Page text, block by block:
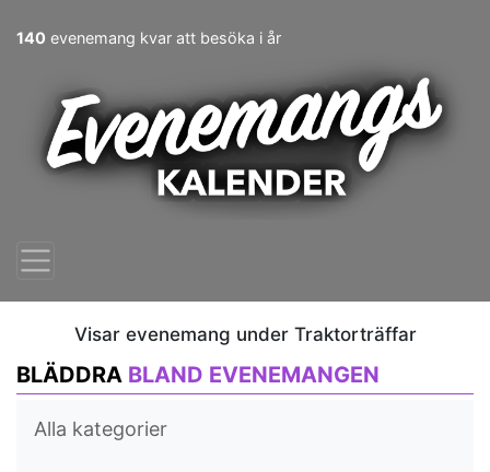
140 evenemang kvar att besöka i år
Visar evenemang under Traktorträffar
BLÄDDRA BLAND EVENEMANGEN
Alla kategorier